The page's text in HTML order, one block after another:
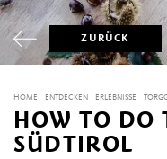
ZURÜCK
HOME ENTDECKEN ERLEBNISSE
HOW TO DO
SÜDTIROL